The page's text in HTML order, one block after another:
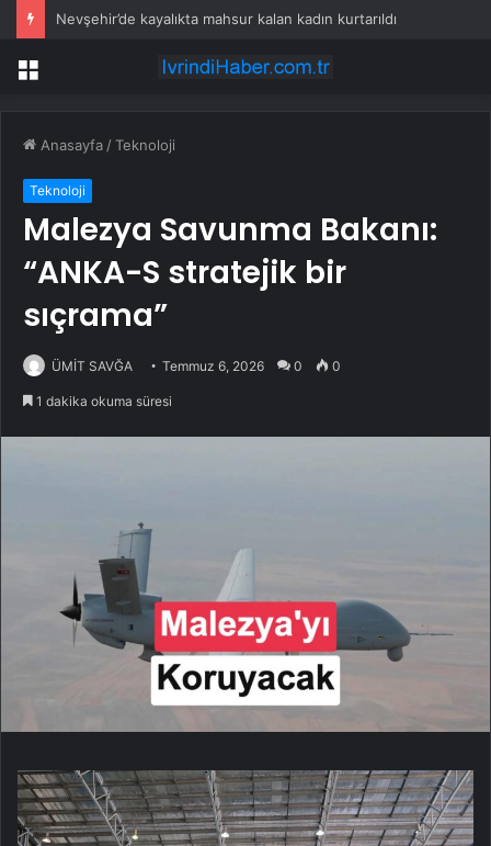
Nevşehir’de kayalıkta mahsur kalan kadın kurtarıldı
Menü
Anasayfa /Teknoloji
Teknoloji
Malezya Savunma Bakanı:
“ANKA-S stratejik bir
sıçrama”
ÜMİT SAVĞA Temmuz 6, 2026 0 0
1 dakika okuma süresi